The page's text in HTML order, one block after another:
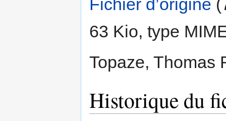
Fichier d’origine
63 Kio, type
Topaze, Thomas
Historique du